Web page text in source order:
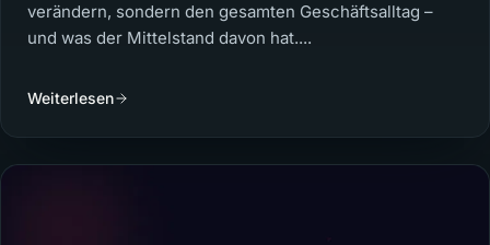
verändern, sondern den gesamten Geschäftsalltag –
und was der Mittelstand davon hat....
Weiterlesen